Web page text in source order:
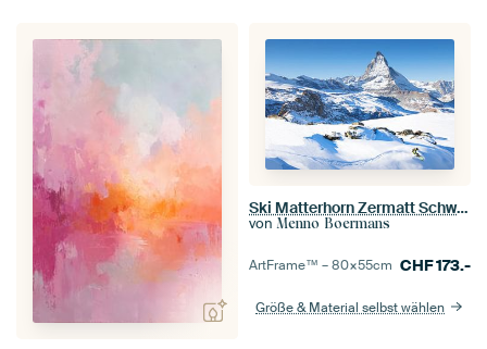
Ski Matterhorn Zermatt Schweiz
von Menno Boermans
ArtFrame™ –80×55cm CHF173.-
Größe & Material selbst wählen